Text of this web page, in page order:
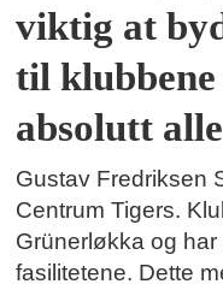
viktig at
til
absolutt alle
Gustav Fredriksen
Centrum Tigers.
Grünerløkka og
fasilitetene. Dette